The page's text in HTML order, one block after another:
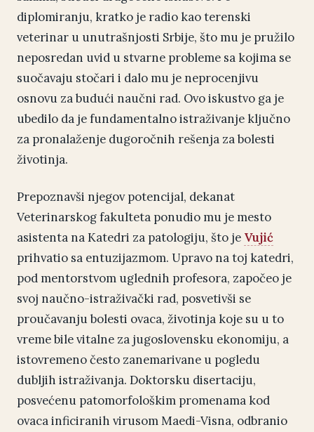
diplomiranju, kratko je radio kao terenski
veterinar u unutrašnjosti Srbije, što mu je pružilo
neposredan uvid u stvarne probleme sa kojima se
suočavaju stočari i dalo mu je neprocenjivu
osnovu za budući naučni rad. Ovo iskustvo ga je
ubedilo da je fundamentalno istraživanje ključno
za pronalaženje dugoročnih rešenja za bolesti
životinja.
Prepoznavši njegov potencijal, dekanat
Veterinarskog fakulteta ponudio mu je mesto
asistenta na Katedri za patologiju, što je Vujić
prihvatio sa entuzijazmom. Upravo na toj katedri,
pod mentorstvom uglednih profesora, započeo je
svoj naučno-istraživački rad, posvetivši se
proučavanju bolesti ovaca, životinja koje su u to
vreme bile vitalne za jugoslovensku ekonomiju, a
istovremeno često zanemarivane u pogledu
dubljih istraživanja. Doktorsku disertaciju,
posvećenu patomorfološkim promenama kod
ovaca inficiranih virusom Maedi-Visna, odbranio